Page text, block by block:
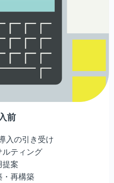
前
入の引き受け
ルティング
提案
・再構築